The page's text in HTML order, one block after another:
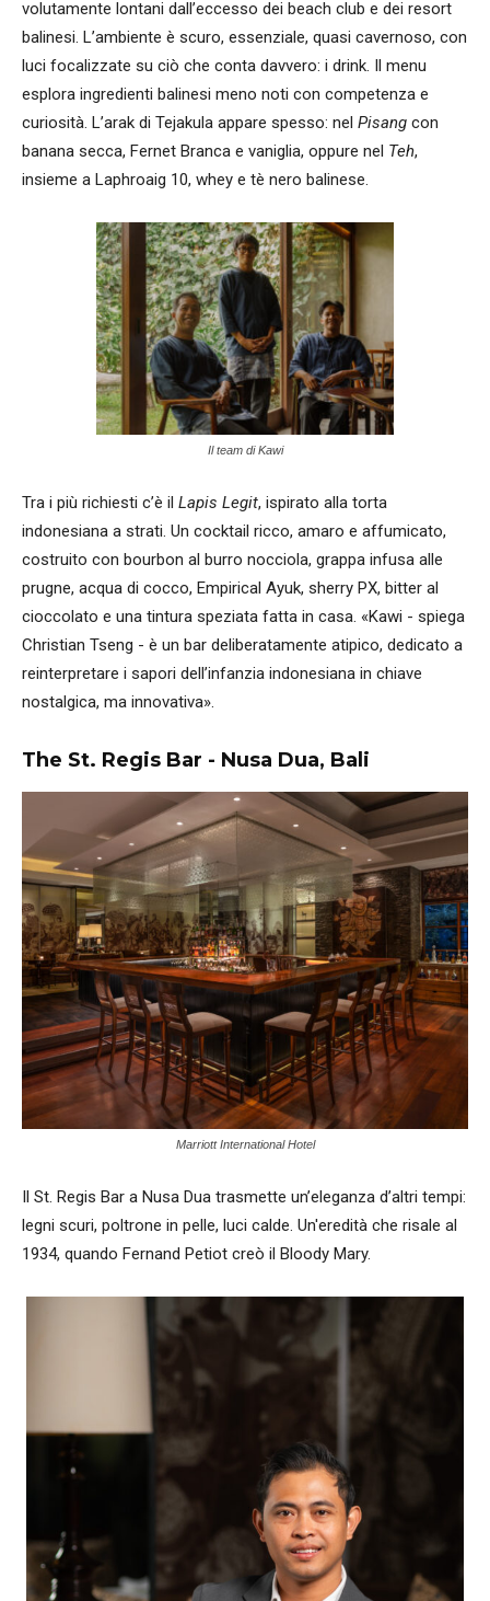
volutamente lontani dall’eccesso dei beach club e dei resort
balinesi. L’ambiente è scuro, essenziale, quasi cavernoso, con
luci focalizzate su ciò che conta davvero: i drink. Il menu
esplora ingredienti balinesi meno noti con competenza e
curiosità. L’arak di Tejakula appare spesso: nel Pisang con
banana secca, Fernet Branca e vaniglia, oppure nel Teh,
insieme a Laphroaig 10, whey e tè nero balinese.
Il team di Kawi
Tra i più richiesti c’è il Lapis Legit, ispirato alla torta
indonesiana a strati. Un cocktail ricco, amaro e affumicato,
costruito con bourbon al burro nocciola, grappa infusa alle
prugne, acqua di cocco, Empirical Ayuk, sherry PX, bitter al
cioccolato e una tintura speziata fatta in casa. «Kawi - spiega
Christian Tseng - è un bar deliberatamente atipico, dedicato a
reinterpretare i sapori dell’infanzia indonesiana in chiave
nostalgica, ma innovativa».
The St. Regis Bar - Nusa Dua, Bali
Marriott International Hotel
Il St. Regis Bar a Nusa Dua trasmette un’eleganza d’altri tempi:
legni scuri, poltrone in pelle, luci calde. Un'eredità che risale al
1934, quando Fernand Petiot creò il Bloody Mary.